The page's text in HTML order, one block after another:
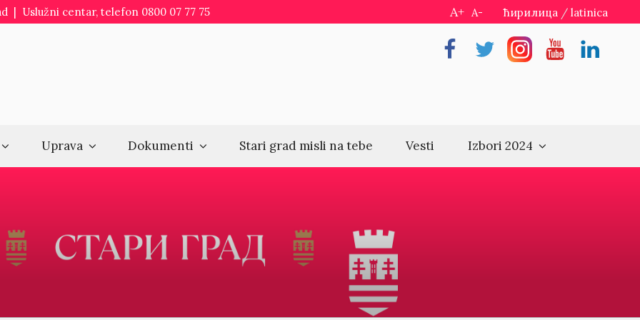
| Uslužni centar, telefon 0800 07 77 75 A+ A- ћирилица / latinica
FacebookTwitterInstragramYoutubeLinkedin
Uprava Dokumenti Stari grad misli na tebe Vesti Izbori 2024